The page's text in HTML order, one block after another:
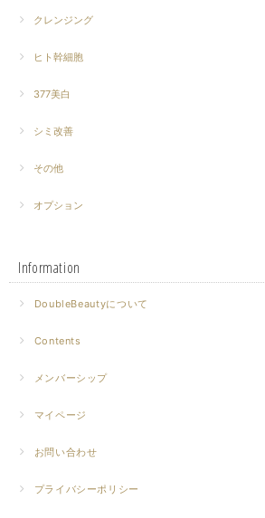
クレンジング
ヒト幹細胞
377美白
シミ改善
その他
オプション
Information
DoubleBeautyについて
Contents
メンバーシップ
マイページ
お問い合わせ
プライバシーポリシー